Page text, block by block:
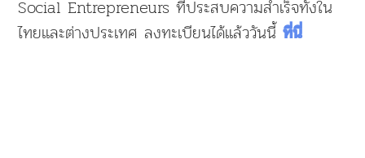
Social Entrepreneurs ที่ประสบความสำเร็จทั้งใน
ไทยและต่างประเทศ ลงทะเบียนได้แล้ววันนี้ที่นี่